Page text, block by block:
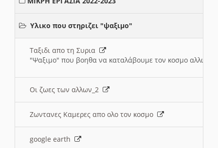
Υλικο που στηριζει "ψαξιμο"
Ταξιδι απο τη Συρια
"Ψαξιμο" που βοηθα να καταλάβουμε τον κοσμο αλλων
Οι ζωες των αλλων_2
Ζωντανες Καμερες απο ολο τον κοσμο
google earth